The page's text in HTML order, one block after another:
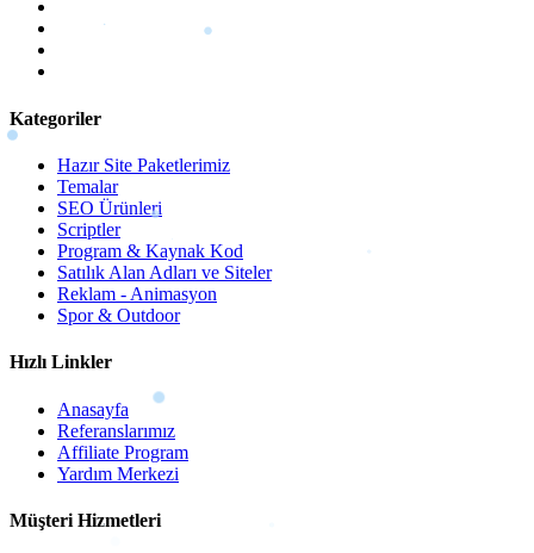
Kategoriler
Hazır Site Paketlerimiz
Temalar
SEO Ürünleri
Scriptler
Program & Kaynak Kod
Satılık Alan Adları ve Siteler
Reklam - Animasyon
Spor & Outdoor
Hızlı Linkler
Anasayfa
Referanslarımız
Affiliate Program
Yardım Merkezi
Müşteri Hizmetleri